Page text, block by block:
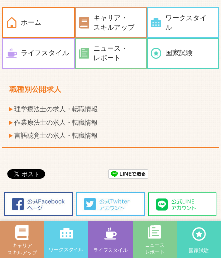
ホーム
キャリア・
スキルアップ
ワークスタイ
ル
ライフスタイル
ニュース・
レポート
国家試験
職種別公開求人
理学療法士の求人・転職情報
作業療法士の求人・転職情報
言語聴覚士の求人・転職情報
【姉妹サイト】 「薬+読」 「ナースぷらす」 「ほいくらし」 「介護のみらいラボ」
キャリア
スキルアップ
ワークスタイル ライフスタイル
ニュース
レポート
国家試験